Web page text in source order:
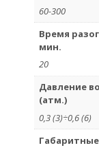
60-300
Время
мин.
20
Давление
(атм.)
0,3 (3)÷0,6 (6)